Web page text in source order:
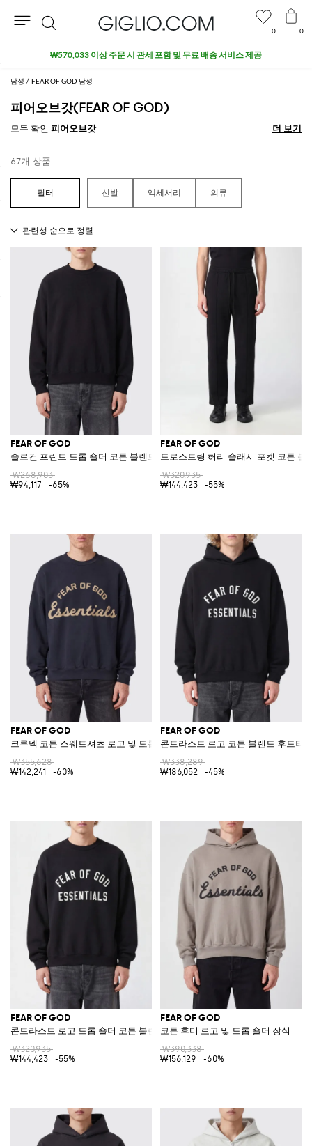
남성 FEAR OF GOD 남성
피어오브갓(FEAR OF GOD)
모두 확인 피어오브갓 더 보기
더 보기
67개 상품
신발 액세서리 의류
FEAR OF GOD
슬로건 프린트 드롭 숄더 코튼 블렌드 크루넥 스웨트셔츠
₩268,903
₩94,117
-65%
FEAR OF GOD
드로스트링 허리 슬래시 포켓 코튼 블
₩320,935
₩144,423
-55%
FEAR OF GOD
크루넥 코튼 스웨트셔츠 로고 및 드롭 숄더 장식
₩355,628
₩142,241
-60%
FEAR OF GOD
콘트라스트 로고 코튼 블렌드 후드티
₩338,289
₩186,052
-45%
FEAR OF GOD
콘트라스트 로고 드롭 숄더 코튼 블렌드 크루넥 스웨트셔츠
₩320,935
₩144,423
-55%
FEAR OF GOD
코튼 후디 로고 및 드롭 숄더 장식
₩390,338
₩156,129
-60%
0 0
검
색
아울렛 구역 추가 10% 할인